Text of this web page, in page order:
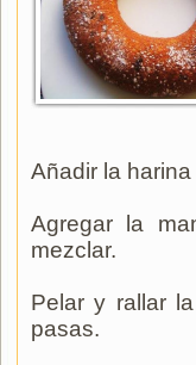
Añadir la
Agregar la
mezclar.
Pelar y rallar
pasas.